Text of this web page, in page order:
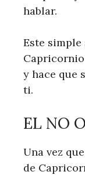
hablar.
Este simple
y hace que
ti.
EL NO
Una vez
de